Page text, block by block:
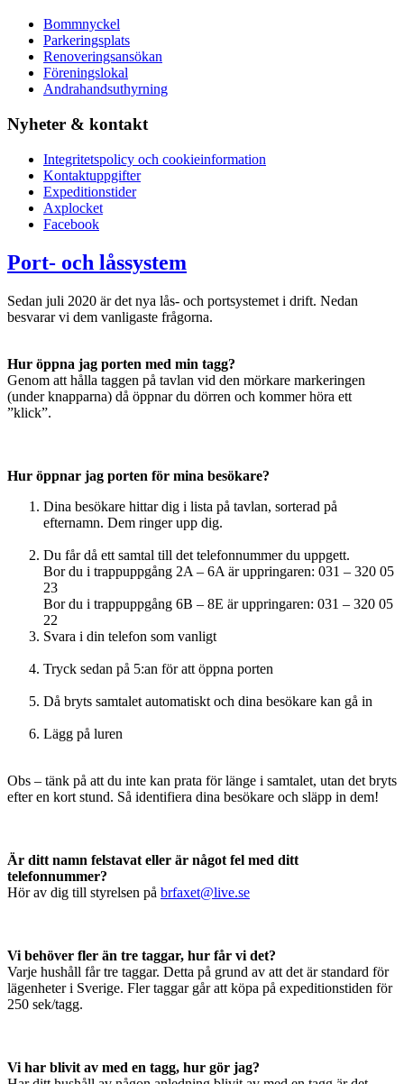
Bommnyckel
Parkeringsplats
Renoveringsansökan
Föreningslokal
Andrahandsuthyrning
Nyheter & kontakt
Integritetspolicy och cookieinformation
Kontaktuppgifter
Expeditionstider
Axplocket
Facebook
Port- och låssystem
Sedan juli 2020 är det nya lås- och portsystemet i drift. Nedan
besvarar vi dem vanligaste frågorna.
Hur öppna jag porten med min tagg?
Genom att hålla taggen på tavlan vid den mörkare markeringen
(under knapparna) då öppnar du dörren och kommer höra ett
”klick”.
Hur öppnar jag porten för mina besökare?
Dina besökare hittar dig i lista på tavlan, sorterad på
efternamn. Dem ringer upp dig.
Du får då ett samtal till det telefonnummer du uppgett.
Bor du i trappuppgång 2A – 6A är uppringaren: 031 – 320 05
23
Bor du i trappuppgång 6B – 8E är uppringaren: 031 – 320 05
22
Svara i din telefon som vanligt
Tryck sedan på 5:an för att öppna porten
Då bryts samtalet automatiskt och dina besökare kan gå in
Lägg på luren
Obs – tänk på att du inte kan prata för länge i samtalet, utan det bryts
efter en kort stund. Så identifiera dina besökare och släpp in dem!
Är ditt namn felstavat eller är något fel med ditt
telefonnummer?
Hör av dig till styrelsen på brfaxet@live.se
Vi behöver fler än tre taggar, hur får vi det?
Varje hushåll får tre taggar. Detta på grund av att det är standard för
lägenheter i Sverige. Fler taggar går att köpa på expeditionstiden för
250 sek/tagg.
Vi har blivit av med en tagg, hur gör jag?